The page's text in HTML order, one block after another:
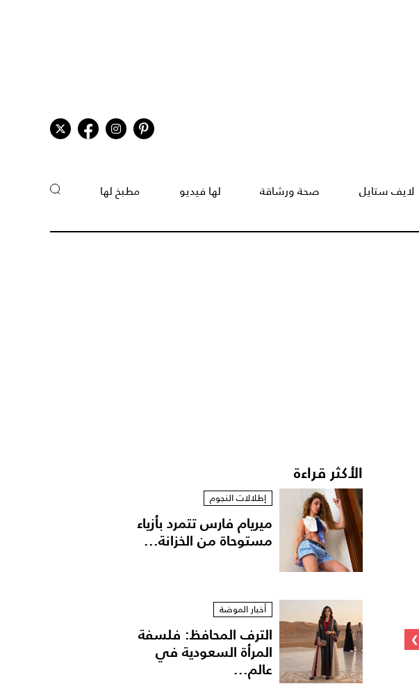
لايف ستايل صحة ورشاقة لها فيديو مطبخ لها
›
الأكثر قراءة
إطلالات النجوم
ميريام فارس تتمرد بأزياء
مستوحاة من الخزانة...
أخبار الموضة
الترف المحافظ: فلسفة
المرأة السعودية في
عالم...